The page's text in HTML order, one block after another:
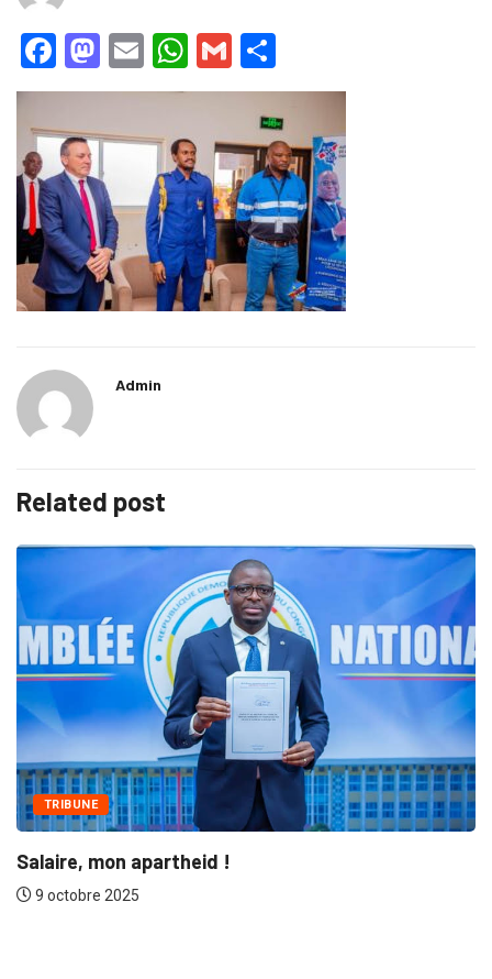
Facebook
Mastodon
EmailWhatsApp
Gmail
Admin
Related post